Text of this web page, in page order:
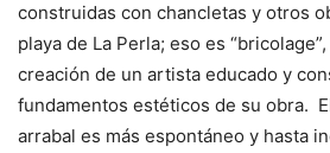
construidas con chancletas y otros
playa de La Perla; eso es
creación de un artista educado y
fundamentos estéticos de su obra.
arrabal es más espontáneo y hasta